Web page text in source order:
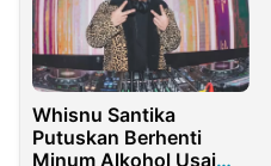
Whisnu Santika
Putuskan Berhenti
Minum Alkohol Usai